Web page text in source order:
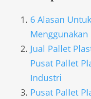
6 Alasan
Jual Pallet
Pusat Pallet
Industri
Pusat Pallet